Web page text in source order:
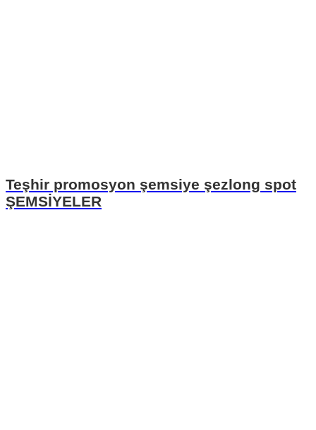
Teşhir promosyon şemsiye şezlong spot
ŞEMSİYELER